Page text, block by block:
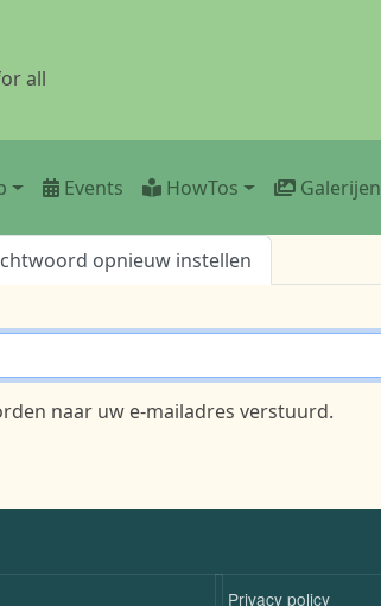
all
Events HowTos Galerijen
opnieuw instellen
naar uw e-mailadres verstuurd.
Privacy policy